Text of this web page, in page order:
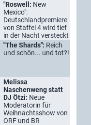
"Roswell: New
Mexico":
Deutschlandpremiere
von Staffel 4 wird tief
in der Nacht versteckt
"The Shards": Reich
und schön... und tot?!
Melissa
Naschenweng statt
DJ Ötzi: Neue
Moderatorin für
Weihnachtsshow von
ORF und BR